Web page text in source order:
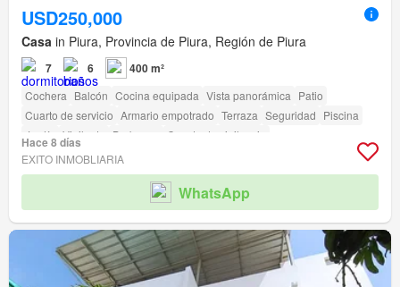
USD250,000
Casa in Piura, Provincia de Piura, Región de Piura
7 6 400 m²
Cochera Balcón Cocina equipada Vista panorámica Patio
Cuarto de servicio Armario empotrado Terraza Seguridad Piscina
Jardín
Vigilante Barbacoa Caseta de vigilancia
Hace 8 días
EXITO INMOBLIARIA
WhatsApp